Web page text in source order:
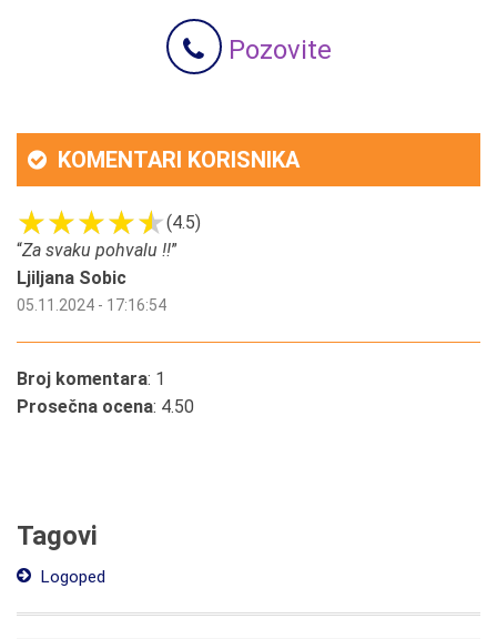
Pozovite
KOMENTARI KORISNIKA
(4.5)
“Za svaku pohvalu !!”
Ljiljana Sobic
05.11.2024 - 17:16:54
Broj komentara: 1
Prosečna ocena: 4.50
Tagovi
Logoped